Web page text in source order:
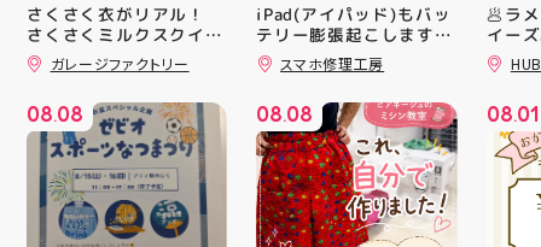
さくさく衣がリアル！
さくさくミルクスクイー
ズ入荷！ クセになる感
触ですよ 他にもスクイ
お楽しみにーっ️‍️‍️‍ 郡山駅
前 アティ郡山4F “ガレ
ージファクトリー”へ遊
びに来てね️‍️‍️‍ #福島 #郡山
#郡山駅前 #雑貨屋 #ス
クイーズ
ガレージファクトリー
08.08
iPad(アイパッド)もバッ
テリー膨張起こします🔋
💥スマホ修理工房アティ
郡山店ならデータそのま
スマホ修理工房
08.08
🥟ラ
イー
沸騰
んス
が と
にゅ
みつ
い…
に入
らの
08.01